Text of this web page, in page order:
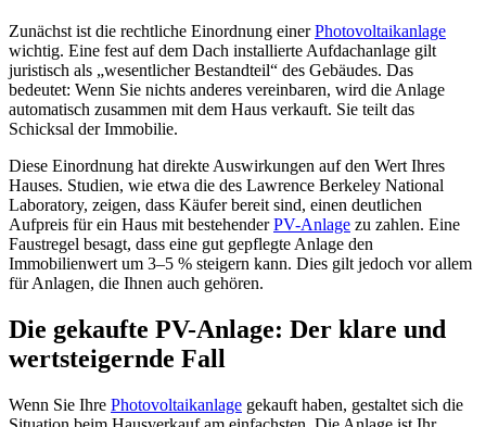
Zunächst ist die rechtliche Einordnung einerPhotovoltaikanlage
wichtig. Eine fest auf dem Dach installierte Aufdachanlage gilt
juristisch als „wesentlicher Bestandteil“ des Gebäudes. Das
bedeutet: Wenn Sie nichts anderes vereinbaren, wird die Anlage
automatisch zusammen mit dem Haus verkauft. Sie teilt das
Schicksal der Immobilie.
Diese Einordnung hat direkte Auswirkungen auf den Wert Ihres
Hauses. Studien, wie etwa die des Lawrence Berkeley National
Laboratory, zeigen, dass Käufer bereit sind, einen deutlichen
Aufpreis für ein Haus mit bestehenderPV-Anlage zu zahlen. Eine
Faustregel besagt, dass eine gut gepflegte Anlage den
Immobilienwert um 3–5 % steigern kann. Dies gilt jedoch vor allem
für Anlagen, die Ihnen auch gehören.
Die gekaufte PV-Anlage: Der klare und
wertsteigernde Fall
Wenn Sie Ihre Photovoltaikanlage gekauft haben, gestaltet sich die